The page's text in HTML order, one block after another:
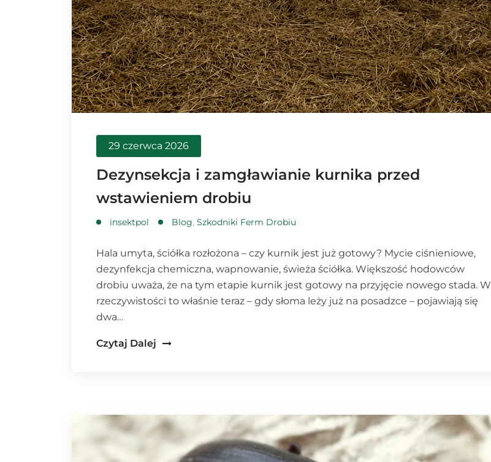
29 czerwca 2026
Dezynsekcja i zamgławianie kurnika przed
wstawieniem drobiu
insektpol Blog, Szkodniki Ferm Drobiu
Hala umyta, ściółka rozłożona – czy kurnik jest już gotowy? Mycie ciśnieniowe,
dezynfekcja chemiczna, wapnowanie, świeża ściółka. Większość hodowców
drobiu uważa, że na tym etapie kurnik jest gotowy na przyjęcie nowego stada. W
rzeczywistości to właśnie teraz – gdy słoma leży już na posadzce – pojawiają się
dwa…
Czytaj Dalej